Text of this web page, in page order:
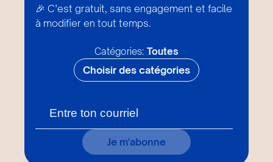
🎉 C’est gratuit, sans engagement et facile
à modifier en tout temps.
Catégories: Toutes
Choisir des catégories
Je m'abonne